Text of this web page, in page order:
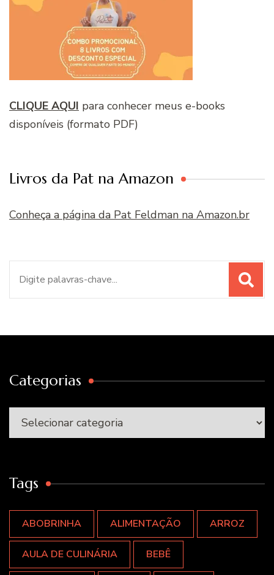
CLIQUE AQUI para conhecer meus e-books
disponíveis (formato PDF)
Livros da Pat na Amazon
Conheça a página da Pat Feldman na Amazon.br
Categorias
Categorias
Tags
ABOBRINHA ALIMENTAÇÃO ARROZ
AULA DE CULINÁRIA BEBÊ